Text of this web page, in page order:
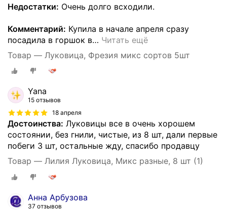
Недостатки: Очень долго всходили.
Комментарий: Купила в начале апреля сразу
посадила в горшок в… Читать ещё
Товар — Луковица, Фрезия микс сортов 5шт
Yana
15 отзывов
18 апреля
Достоинства: Луковицы все в очень хорошем
состоянии, без гнили, чистые, из 8 шт, дали первые
побеги 3 шт, остальные жду, спасибо продавцу
Товар — Лилия Луковица, Микс разные, 8 шт (1)
Анна Арбузова
37 отзывов